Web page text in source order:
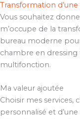
Transformation
Vous souhaitez
m’occupe de la
bureau moderne
chambre en
multifonction.
Ma valeur ajoutée
Choisir mes services,
personnalisé et